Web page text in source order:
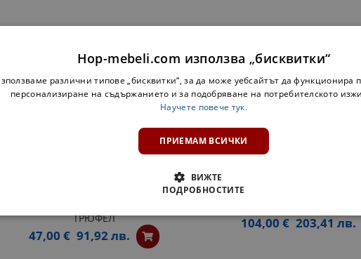
ТРЮФЕЛ
47,00 € 91,92 лв.
НА СКЛАД
104,00 € 203,41 лв.
Hop-mebeli.com използва „бисквитки“
различни типове „бисквитки“, за да може уебсайтът да функционира
персонализиране на съдържанието и за подобряване на потребителското
Научете повече тук.
ПРИЕМАМ ВСИЧКИ
ВИЖТЕ
ПОДРОБНОСТИТЕ